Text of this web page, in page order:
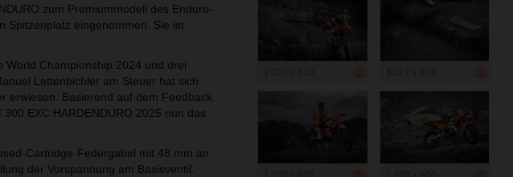
zum Premiummodell des Enduro-
Spitzenplatz eingenommen. Sie ist
Championship 2024 und drei
Lettenbichler am Steuer hat sich
erwiesen. Basierend auf dem Feedback
EXC HARDENDURO 2025 nun das
Cartridge-Federgabel mit 48 mm an
der Vorspannung am Basisventil.